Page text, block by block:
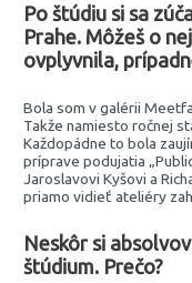
Po štúdiu si sa
Prahe. Môžeš o
ovplyvnila,
Bola som v galérii
Takže namiesto ročnej
Každopádne to bola
príprave podujatia
Jaroslavovi Kyšovi a
priamo vidieť ateliéry
Neskôr si
štúdium. Prečo?